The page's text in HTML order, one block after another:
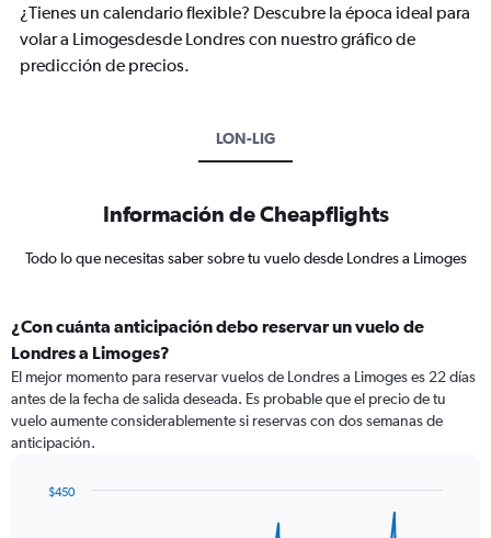
¿Tienes un calendario flexible? Descubre la época ideal para
volar a Limogesdesde Londres con nuestro gráfico de
predicción de precios.
LON-LIG
Información de Cheapflights
Todo lo que necesitas saber sobre tu vuelo desde Londres a Limoges
¿Con cuánta anticipación debo reservar un vuelo de
Londres a Limoges?
El mejor momento para reservar vuelos de Londres a Limoges es 22 días
antes de la fecha de salida deseada. Es probable que el precio de tu
vuelo aumente considerablemente si reservas con dos semanas de
anticipación.
$450